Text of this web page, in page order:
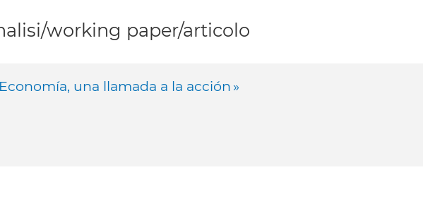
working paper/articolo
una llamada a la acción »